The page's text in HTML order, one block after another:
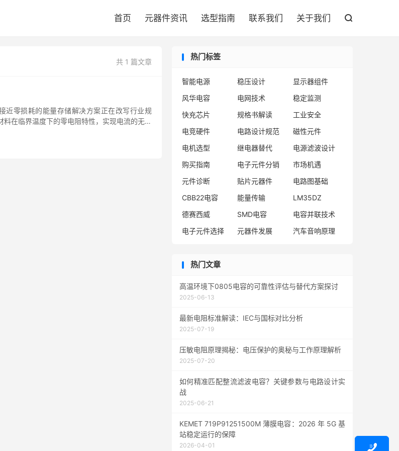
首页 元器件资讯 选型指南 联系我们 关于我们 
共 1 篇文章
近零损耗的能量存储解决方案正在改写行业规
在临界温度下的零电阻特性，实现电流的无损
热门标签
智能电源 稳压设计
显示器组件
风华电容
电网技术
稳定监测
快充芯片
规格书解读
工业安全
电竞硬件
电路设计规范
磁性元件
电机选型
继电器替代
电源滤波设计
购买指南
电子元件分销
市场机遇
元件诊断
贴片元器件
电路图基础
CBB22电容
能量传输
LM35DZ
德赛西威
SMD电容
电容并联技术
电子元件选择
元器件发展 汽车音响原理
热门文章
高温环境下0805电容的可靠性评估与替代方案探讨
2025-06-13
最新电阻标准解读：IEC与国标对比分析
2025-07-19
压敏电阻原理揭秘：电压保护的奥秘与工作原理解析
2025-07-20
如何精准匹配整流滤波电容？关键参数与电路设计实
战
2025-06-21
KEMET 719P91251500M 薄膜电容：2026 年 5G 基
站稳定运行的保障
2026-04-01 